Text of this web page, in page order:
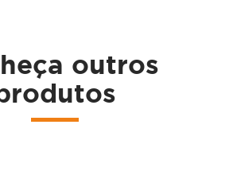
outros